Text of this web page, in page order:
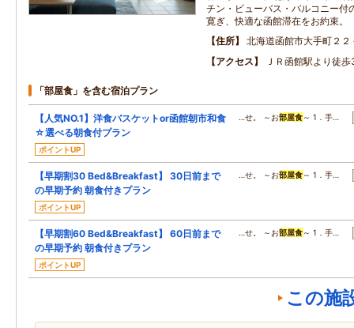
チン・ビューバス・バルコニー付
寛ぎ、快適な函館滞在をお約束。
住所
北海道函館市大手町２２
アクセス
ＪＲ函館駅より徒
「部屋食」を含む宿泊プラン
【人気NO.1】洋食バスケットor函館朝市和食
☆選べる朝食付プラン
ポイントUP
…せ。 ～お部屋食～ 1．手…
【早期割30 Bed&Breakfast】 30日前まで
の早期予約 朝食付きプラン
ポイントUP
…せ。 ～お部屋食～ 1．手…
【早期割60 Bed&Breakfast】 60日前まで
の早期予約 朝食付きプラン
ポイントUP
…せ。 ～お部屋食～ 1．手…
この施